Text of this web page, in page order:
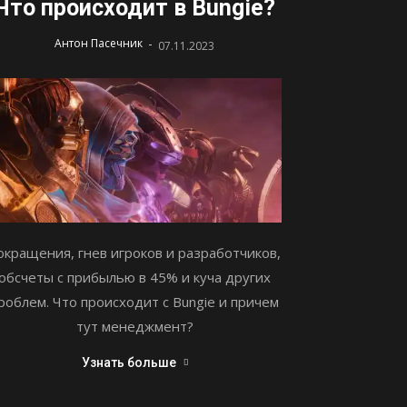
происходит в Bungie?
Антон Пасечник - 07.11.2023
гнев игроков и разработчиков,
с прибылью в 45% и куча других
Что происходит с Bungie и причем
тут менеджмент?
Узнать больше